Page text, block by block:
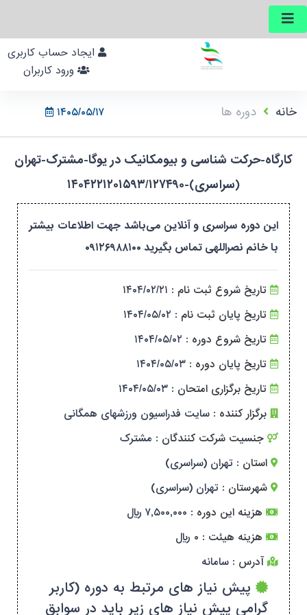
۱۴۰۵/۰۵/۱۷ خانه دوره ها
کارگاه-حرکت شناسی و بیومکانیک در یوگا-مشترک-تهران
(سراسری)-۱۴۰۴۲۲۱۲۰۱۵۹۳/۱۲۷۴۹۰
این دوره سراسری و آنلاین می‌باشد جهت اطلاعات بیشتر
با خانم نصراللهی تماس بگیرید ۰۹۱۲۶۹۸۸۱۰۰
تاریخ شروع ثبت نام : ۱۴۰۴/۰۲/۲۱
تاریخ پایان ثبت نام : ۱۴۰۴/۰۵/۰۲
تاریخ شروع دوره : ۱۴۰۴/۰۵/۰۲
تاریخ پایان دوره : ۱۴۰۴/۰۵/۰۳
تاریخ برگزاری امتحان : ۱۴۰۴/۰۵/۰۳
برگزار کننده : سایت فدراسیون ورزشهای همگانی
جنسیت شرکت کنندگان : مشترک
استان : تهران (سراسری)
شهرستان : تهران (سراسری)
هزینه این دوره : ۷,۵۰۰,۰۰۰ ریال
هزینه هیئت : ۰ ریال
آدرس : سامانه
پیش نیاز های مرتبط به دوره (کاربر
گرامی پیش نیاز های زیر باید در سوابق